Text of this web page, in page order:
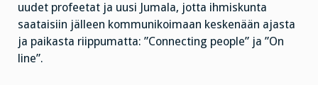
uudet profeetat ja uusi Jumala, jotta ihmiskunta
saataisiin jälleen kommunikoimaan keskenään ajasta
ja paikasta riippumatta: ”Connecting people” ja ”On
line”.